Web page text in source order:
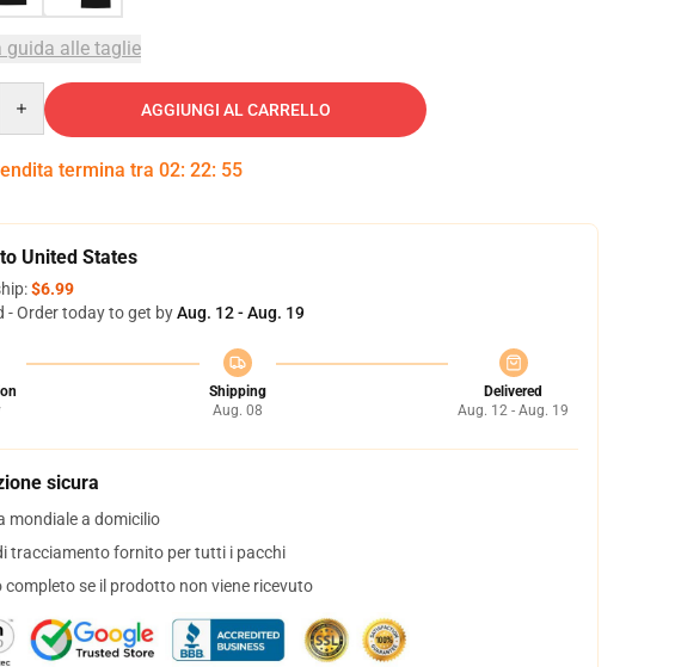
guida alle taglie
AGGIUNGI AL CARRELLO
termina tra 02: 22: 54
United States
$6.99
- Order today to get byAug. 12 - Aug. 19
Shipping
Aug. 08
Delivered
Aug. 12 - Aug. 19
sicura
mondiale a domicilio
tracciamento fornito per tutti i pacchi
completo se il prodotto non viene ricevuto